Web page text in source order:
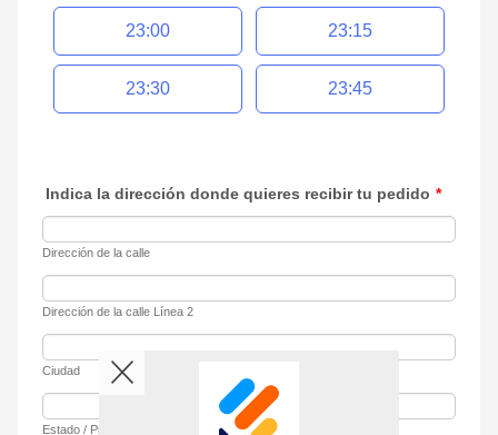
23:00 23:15
23:30 23:45
Indica la dirección donde quieres recibir tu pedido *
Dirección de la calle
Dirección de la calle Línea 2
Ciudad
Estado / Provincia